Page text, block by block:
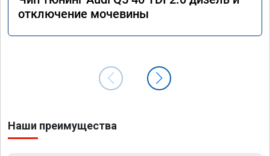
отключение мочевины
Наши преимущества